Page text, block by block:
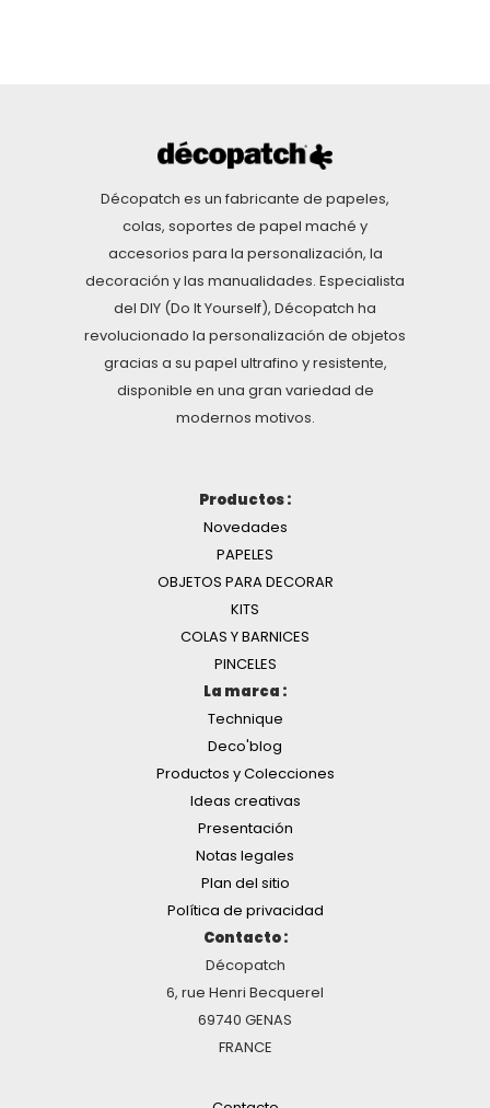
Décopatch es un fabricante de papeles,
colas, soportes de papel maché y
accesorios para la personalización, la
decoración y las manualidades. Especialista
del DIY (Do It Yourself), Décopatch ha
revolucionado la personalización de objetos
gracias a su papel ultrafino y resistente,
disponible en una gran variedad de
modernos motivos.
Productos :
Novedades
PAPELES
OBJETOS PARA DECORAR
KITS
COLAS Y BARNICES
PINCELES
La marca :
Technique
Deco'blog
Productos y Colecciones
Ideas creativas
Presentación
Notas legales
Plan del sitio
Política de privacidad
Contacto :
Décopatch
6, rue Henri Becquerel
69740 GENAS
FRANCE